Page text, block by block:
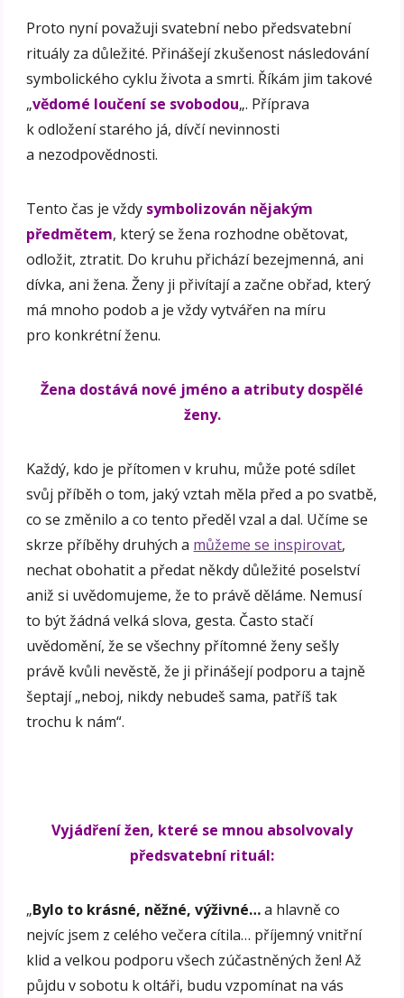
Proto nyní považuji svatební nebo předsvatební
rituály za důležité. Přinášejí zkušenost následování
symbolického cyklu života a smrti. Říkám jim takové
„vědomé loučení se svobodou„. Příprava
k odložení starého já, dívčí nevinnosti
a nezodpovědnosti.
Tento čas je vždy symbolizován nějakým
předmětem, který se žena rozhodne obětovat,
odložit, ztratit. Do kruhu přichází bezejmenná, ani
dívka, ani žena. Ženy ji přivítají a začne obřad, který
má mnoho podob a je vždy vytvářen na míru
pro konkrétní ženu.
Žena dostává nové jméno a atributy dospělé
ženy.
Každý, kdo je přítomen v kruhu, může poté sdílet
svůj příběh o tom, jaký vztah měla před a po svatbě,
co se změnilo a co tento předěl vzal a dal. Učíme se
skrze příběhy druhých a můžeme se inspirovat,
nechat obohatit a předat někdy důležité poselství
aniž si uvědomujeme, že to právě děláme. Nemusí
to být žádná velká slova, gesta. Často stačí
uvědomění, že se všechny přítomné ženy sešly
právě kvůli nevěstě, že ji přinášejí podporu a tajně
šeptají „neboj, nikdy nebudeš sama, patříš tak
trochu k nám“.
Vyjádření žen, které se mnou absolvovaly
předsvatební rituál:
„Bylo to krásné, něžné, výživné…a hlavně co
nejvíc jsem z celého večera cítila… příjemný vnitřní
klid a velkou podporu všech zúčastněných žen! Až
půjdu v sobotu k oltáři, budu vzpomínat na vás